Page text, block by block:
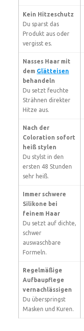
Kein Hitzeschutz
Du sparst das
Produkt aus oder
vergisst es.
Nasses Haar mit
dem Glätteisen
behandeln
Du setzt feuchte
Strähnen direkter
Hitze aus.
Nach der
Coloration sofort
heiß stylen
Du stylst in den
ersten 48 Stunden
sehr heiß.
Immer schwere
Silikone bei
feinem Haar
Du setzt auf dichte,
schwer
auswaschbare
Formeln.
Regelmäßige
Aufbaupflege
vernachlässigen
Du überspringst
Masken und Kuren.